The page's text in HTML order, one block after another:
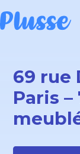
69 rue
Paris –